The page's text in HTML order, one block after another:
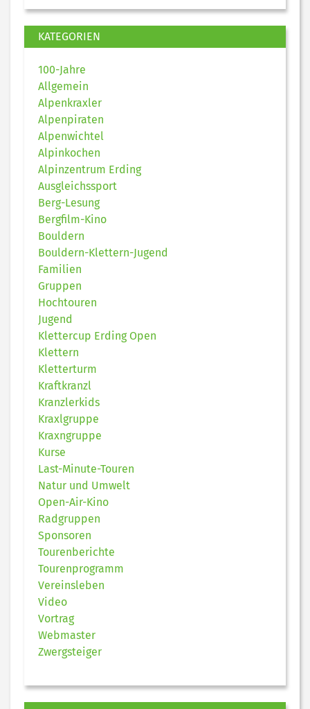
KATEGORIEN
100-Jahre
Allgemein
Alpenkraxler
Alpenpiraten
Alpenwichtel
Alpinkochen
Alpinzentrum Erding
Ausgleichssport
Berg-Lesung
Bergfilm-Kino
Bouldern
Bouldern-Klettern-Jugend
Familien
Gruppen
Hochtouren
Jugend
Klettercup Erding Open
Klettern
Kletterturm
Kraftkranzl
Kranzlerkids
Kraxlgruppe
Kraxngruppe
Kurse
Last-Minute-Touren
Natur und Umwelt
Open-Air-Kino
Radgruppen
Sponsoren
Tourenberichte
Tourenprogramm
Vereinsleben
Video
Vortrag
Webmaster
Zwergsteiger